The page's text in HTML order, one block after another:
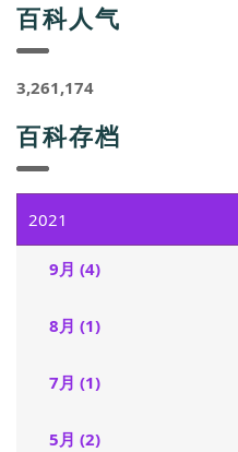
百科人气
3,261,174
百科存档
2021
9月 (4)
8月 (1)
7月 (1)
5月 (2)